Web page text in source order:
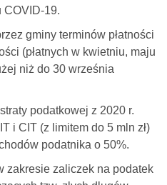
COVID-19.
gminy terminów płatności
(płatnych w kwietniu, maju
niż do 30 września
podatkowej z 2020 r.
i CIT (z limitem do 5 mln zł)
podatnika o 50%.
zakresie zaliczek na podatek